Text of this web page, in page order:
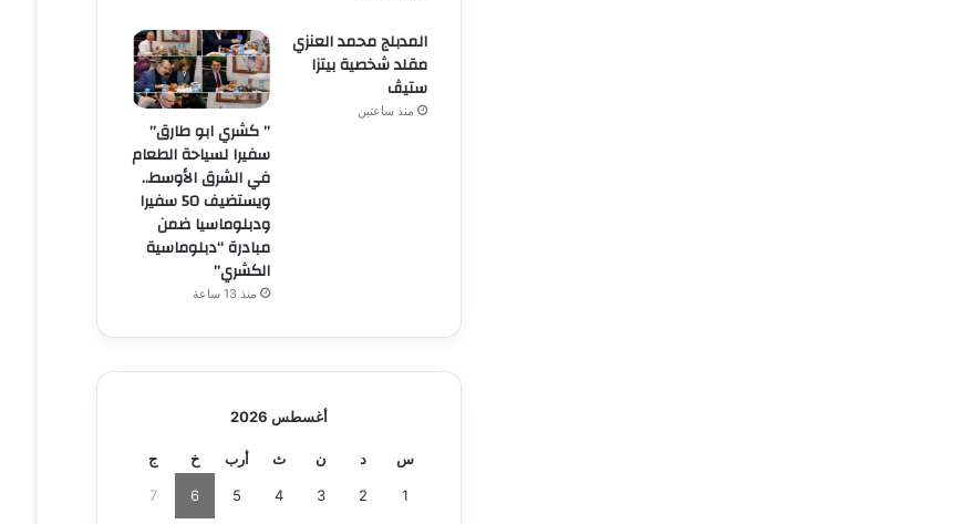
المدبلج محمد العنزي
مقلد شخصية بيتزا
ستيڤ
منذ ساعتين
” كشري ابو طارق”
سفيرا لسياحة الطعام
في الشرق الأوسط..
ويستضيف 50 سفيرا
ودبلوماسيا ضمن
مبادرة “دبلوماسية
الكشري”
منذ 13 ساعة
أغسطس 2026
س د ن ث أرب خ ج
1
2
3
4
5
6
7